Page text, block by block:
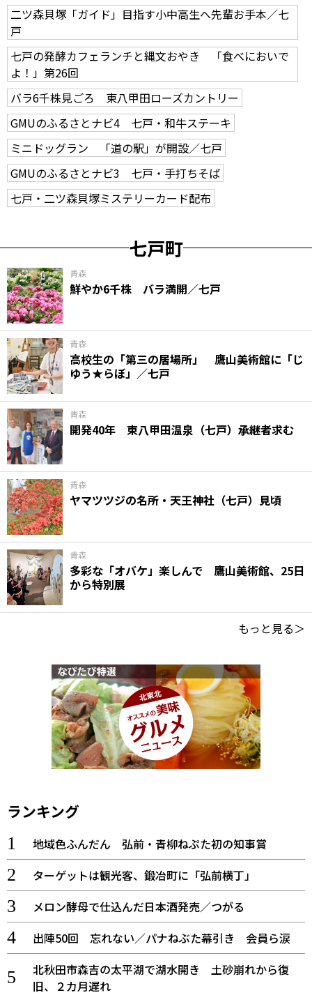
二ツ森貝塚「ガイド」目指す小中高生へ先輩お手本／七
戸
七戸の発酵カフェランチと縄文おやき 「食べにおいで
よ！」第26回
バラ6千株見ごろ 東八甲田ローズカントリー
GMUのふるさとナビ4 七戸・和牛ステーキ
ミニドッグラン 「道の駅」が開設／七戸
GMUのふるさとナビ3 七戸・手打ちそば
七戸・二ツ森貝塚ミステリーカード配布
七戸町
青森
鮮やか6千株 バラ満開／七戸
青森
高校生の「第三の居場所」 鷹山美術館に「じ
ゆう★らぼ」／七戸
青森
開発40年 東八甲田温泉（七戸）承継者求む
青森
ヤマツツジの名所・天王神社（七戸）見頃
青森
多彩な「オバケ」楽しんで 鷹山美術館、25日
から特別展
もっと見る＞
ランキング
地域色ふんだん 弘前・青柳ねぷた初の知事賞
ターゲットは観光客、鍛冶町に「弘前横丁」
メロン酵母で仕込んだ日本酒発売／つがる
出陣50回 忘れない／パナねぶた幕引き 会員ら涙
北秋田市森吉の太平湖で湖水開き 土砂崩れから復
旧、２カ月遅れ